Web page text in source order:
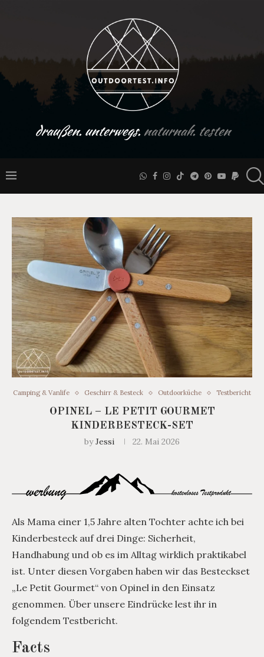
draußen. unterwegs.naturnah. testen
Camping & Vanlife Geschirr & Besteck Outdoorküche Testbericht
OPINEL – LE PETIT GOURMET
KINDERBESTECK-SET
byJessi 22. Mai 2026
Als Mama einer 1,5 Jahre alten Tochter achte ich bei
Kinderbesteck auf drei Dinge: Sicherheit,
Handhabung und ob es im Alltag wirklich praktikabel
ist. Unter diesen Vorgaben haben wir das Besteckset
„Le Petit Gourmet“ von Opinel in den Einsatz
genommen. Über unsere Eindrücke lest ihr in
folgendem Testbericht.
Facts